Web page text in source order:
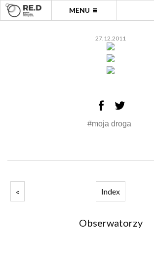
MENU
27.12.2011
#moja droga
« Index
Obserwatorzy